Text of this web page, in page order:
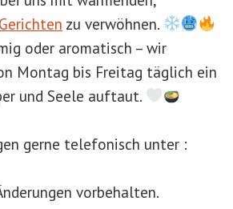
zu verwöhnen.
oder aromatisch – wir
Montag bis Freitag täglich ein
und Seele auftaut.
gerne telefonisch unter :
vorbehalten.